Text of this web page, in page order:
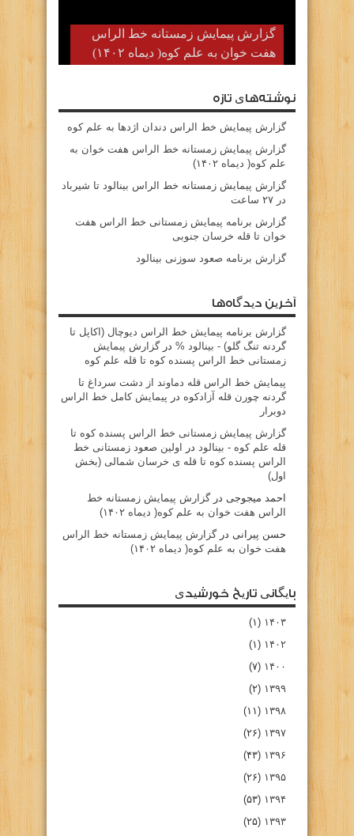
گزارش پیمایش زمستانه خط الراس
هفت خوان به علم کوه( دیماه ۱۴۰۲)
نوشته‌های تازه
گزارش پیمایش خط الراس دندان اژدها به علم کوه
گزارش پیمایش زمستانه خط الراس هفت خوان به
علم کوه( دیماه ۱۴۰۲)
گزارش پیمایش زمستانه خط الراس بینالود تا شیرباد
در ۲۷ ساعت
گزارش برنامه پیمایش زمستانی خط الراس هفت
خوان تا قله خرسان جنوبی
گزارش برنامه صعود سوزنی بینالود
آخرین دیدگاه‌ها
گزارش برنامه پيمايش خط الراس ديوچال (اكاپل تا
گردنه تنگ گلو) - بينالود % درگزارش پیمایش
زمستانی خط الراس پسنده کوه تا قله علم کوه
پيمايش خط الراس قله دماوند از دشت سرداغ تا
گردنه چورن قله آزادكوه در پیمایش کامل خط الراس
دوبرار
گزارش پیمایش زمستانی خط الراس پسنده کوه تا
قله علم کوه - بينالود در
اولین صعود زمستانی خط
الراس پسنده کوه تا قله ی خرسان شمالی (بخش
اول)
احمد میجوجی درگزارش پیمایش زمستانه خط
الراس هفت خوان به علم کوه( دیماه ۱۴۰۲)
حسن پیرانی درگزارش پیمایش زمستانه خط الراس
هفت خوان به علم کوه( دیماه ۱۴۰۲)
بایگانی تاریخ خورشیدی
۱۴۰۳ (۱)
۱۴۰۲ (۱)
۱۴۰۰ (۷)
۱۳۹۹ (۲)
۱۳۹۸ (۱۱)
۱۳۹۷ (۲۶)
۱۳۹۶ (۴۳)
۱۳۹۵ (۲۶)
۱۳۹۴ (۵۳)
۱۳۹۳ (۲۵)